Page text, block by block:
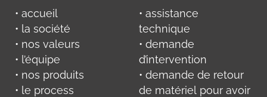
• accueil
• la société
• nos valeurs
• l’équipe
• nos produits
• le process
• assistance
technique
• demande
d’intervention
• demande de retour
de matériel pour avoir